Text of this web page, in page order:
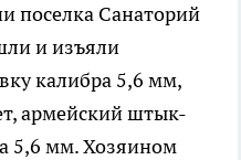
поселка Санаторий
и изъяли
калибра 5,6 мм,
армейский штык-
5,6 мм. Хозяином